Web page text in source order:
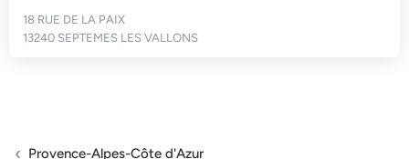
18 RUE DE LA PAIX
13240 SEPTEMES LES VALLONS
Provence-Alpes-Côte d'Azur